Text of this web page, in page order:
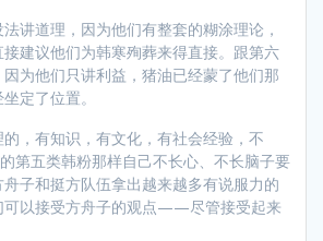
讲道理，因为他们有整套的糊涂理论，
建议他们为韩寒殉葬来得直接。跟第六
为他们只讲利益，猪油已经蒙了他们那
定了位置。
，有知识，有文化，有社会经验，不
第五类韩粉那样自己不长心、不长脑子要
子和挺方队伍拿出越来越多有说服力的
可以接受方舟子的观点——尽管接受起来